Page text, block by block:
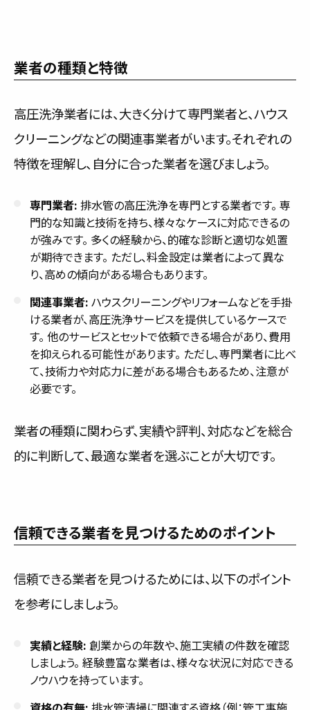
業者の種類と特徴
高圧洗浄業者には、大きく分けて専門業者と、ハウス
クリーニングなどの関連事業者がいます。それぞれの
特徴を理解し、自分に合った業者を選びましょう。
専門業者: 排水管の高圧洗浄を専門とする業者です。 専
門的な知識と技術を持ち、様々なケースに対応できるの
が強みです。 多くの経験から、的確な診断と適切な処置
が期待できます。 ただし、料金設定は業者によって異な
り、高めの傾向がある場合もあります。
関連事業者: ハウスクリーニングやリフォームなどを手掛
ける業者が、高圧洗浄サービスを提供しているケースで
す。 他のサービスとセットで依頼できる場合があり、費用
を抑えられる可能性があります。 ただし、専門業者に比べ
て、技術力や対応力に差がある場合もあるため、注意が
必要です。
業者の種類に関わらず、実績や評判、対応などを総合
的に判断して、最適な業者を選ぶことが大切です。
信頼できる業者を見つけるためのポイント
信頼できる業者を見つけるためには、以下のポイント
を参考にしましょう。
実績と経験: 創業からの年数や、施工実績の件数を確認
しましょう。 経験豊富な業者は、様々な状況に対応できる
ノウハウを持っています。